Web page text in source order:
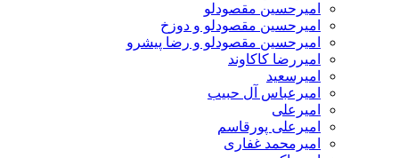
امیرحسین مقصودلو
امیرحسین مقصودلو و دوزخ
امیرحسین مقصودلو و رضا پیشرو
امیررضا کاکاوند
امیرسعید
امیرعباس آل حبیب
امیرعلی
امیرعلی پورقاسم
امیرمحمد غفاری